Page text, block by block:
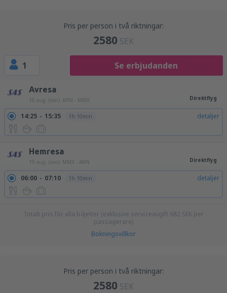
Pris per person i två riktningar:
2580 SEK
1 Se erbjudanden
Avresa
16 aug. (sön) ARN - MMX Direktflyg
14:25 15:35 1h 10min detaljer
Hemresa
19 aug. (ons) MMX - ARN Direktflyg
06:00 07:10 1h 10min detaljer
Totalt pris för alla biljetter (exklusive serviceavgift 682 SEK per
passagerare)
Bokningsvillkor
Pris per person i två riktningar:
2580 SEK